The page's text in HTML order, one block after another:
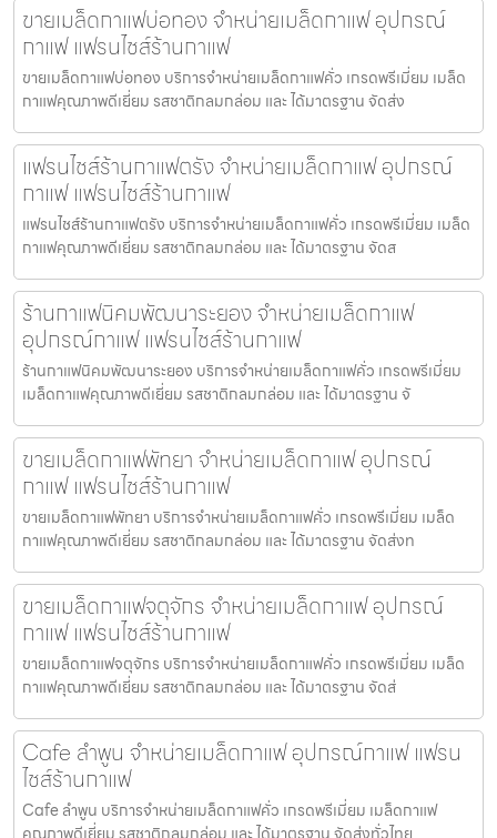
ขายเมล็ดกาแฟบ่อทอง จำหน่ายเมล็ดกาแฟ อุปกรณ์
กาแฟ แฟรนไชส์ร้านกาแฟ
ขายเมล็ดกาแฟบ่อทอง บริการจำหน่ายเมล็ดกาแฟคั่ว เกรดพรีเมี่ยม เมล็ด
กาแฟคุณภาพดีเยี่ยม รสชาติกลมกล่อม และ ได้มาตรฐาน จัดส่ง
แฟรนไชส์ร้านกาแฟตรัง จำหน่ายเมล็ดกาแฟ อุปกรณ์
กาแฟ แฟรนไชส์ร้านกาแฟ
แฟรนไชส์ร้านกาแฟตรัง บริการจำหน่ายเมล็ดกาแฟคั่ว เกรดพรีเมี่ยม เมล็ด
กาแฟคุณภาพดีเยี่ยม รสชาติกลมกล่อม และ ได้มาตรฐาน จัดส
ร้านกาแฟนิคมพัฒนาระยอง จำหน่ายเมล็ดกาแฟ
อุปกรณ์กาแฟ แฟรนไชส์ร้านกาแฟ
ร้านกาแฟนิคมพัฒนาระยอง บริการจำหน่ายเมล็ดกาแฟคั่ว เกรดพรีเมี่ยม
เมล็ดกาแฟคุณภาพดีเยี่ยม รสชาติกลมกล่อม และ ได้มาตรฐาน จั
ขายเมล็ดกาแฟพัทยา จำหน่ายเมล็ดกาแฟ อุปกรณ์
กาแฟ แฟรนไชส์ร้านกาแฟ
ขายเมล็ดกาแฟพัทยา บริการจำหน่ายเมล็ดกาแฟคั่ว เกรดพรีเมี่ยม เมล็ด
กาแฟคุณภาพดีเยี่ยม รสชาติกลมกล่อม และ ได้มาตรฐาน จัดส่งท
ขายเมล็ดกาแฟจตุจักร จำหน่ายเมล็ดกาแฟ อุปกรณ์
กาแฟ แฟรนไชส์ร้านกาแฟ
ขายเมล็ดกาแฟจตุจักร บริการจำหน่ายเมล็ดกาแฟคั่ว เกรดพรีเมี่ยม เมล็ด
กาแฟคุณภาพดีเยี่ยม รสชาติกลมกล่อม และ ได้มาตรฐาน จัดส่
Cafe ลำพูน จำหน่ายเมล็ดกาแฟ อุปกรณ์กาแฟ แฟรน
ไชส์ร้านกาแฟ
Cafe ลำพูน บริการจำหน่ายเมล็ดกาแฟคั่ว เกรดพรีเมี่ยม เมล็ดกาแฟ